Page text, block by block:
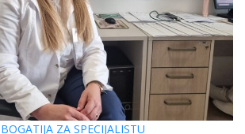
ZA SPECIJALISTU